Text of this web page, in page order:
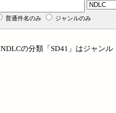
普通件名のみ ジャンルのみ
NDLCの分類「SD41」はジャン